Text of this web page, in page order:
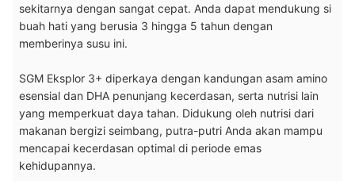
sekitarnya dengan sangat cepat. Anda dapat mendukung si
buah hati yang berusia 3 hingga 5 tahun dengan
memberinya susu ini.
SGM Eksplor 3+ diperkaya dengan kandungan asam amino
esensial dan DHA penunjang kecerdasan, serta nutrisi lain
yang memperkuat daya tahan. Didukung oleh nutrisi dari
makanan bergizi seimbang, putra-putri Anda akan mampu
mencapai kecerdasan optimal di periode emas
kehidupannya.